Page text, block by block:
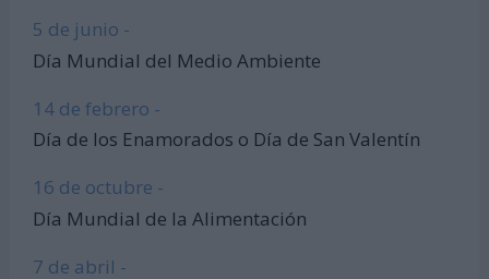
5 de junio -
Día Mundial del Medio Ambiente
14 de febrero -
Día de los Enamorados o Día de San Valentín
16 de octubre -
Día Mundial de la Alimentación
7 de abril -